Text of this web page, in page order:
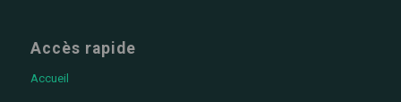
Accès rapide
Accueil